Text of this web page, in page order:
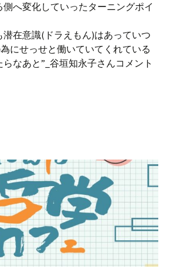
へ変化していったターニングポイ
在意識(ドラえもん)はあっていつ
にせっせと働いていてくれている
なあと”_谷垣知永子さんコメント
トークライブVol.47】「不登校を経